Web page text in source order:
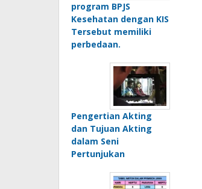
program BPJS
Kesehatan dengan KIS
Tersebut memiliki
perbedaan.
Pengertian Akting
dan Tujuan Akting
dalam Seni
Pertunjukan